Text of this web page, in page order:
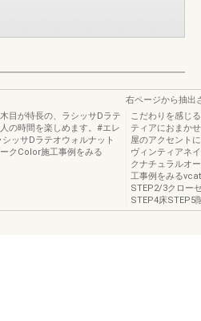
目が特長の、ラシッサDラテ
の時間を楽しめます。#エレ
サDラテオウォルナット
クColor施工事例をみる
右ページから抽出
こだわりを感じ
ティアにおまか
屋のアクセント
ヴィンティアネ
クナチュラルオ
工事例をみる
STEP2/3クロー
STEP4床STEP5